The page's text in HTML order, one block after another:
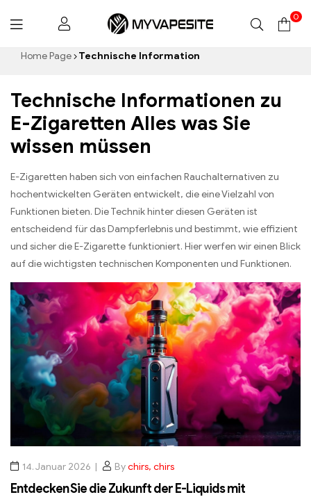
Myvapesite.de
0
Home Page Technische Information
Technische Informationen zu
E-Zigaretten Alles was Sie
wissen müssen
E-Zigaretten haben sich von einfachen Rauchalternativen zu
hochentwickelten Geräten entwickelt, die eine Vielzahl von
Funktionen bieten. Die Technik hinter diesen Geräten ist
entscheidend für das Dampferlebnis und bestimmt, wie effizient
und sicher die E-Zigarette funktioniert. Hier werfen wir einen Blick
auf die wichtigsten technischen Komponenten und Funktionen.
14. Januar 2026 Bychirs, chirs
Entdecken Sie die Zukunft der E-Liquids mit